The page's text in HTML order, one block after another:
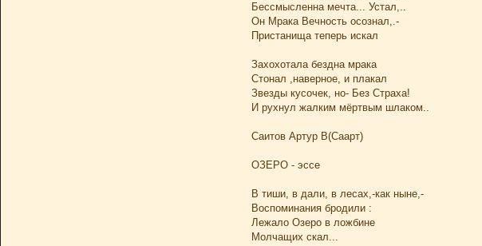
Бессмысленна мечта... Устал,..
Он Мрака Вечность осознал,.-
Пристанища теперь искал
Захохотала бездна мрака
Стонал ,наверное, и плакал
Звезды кусочек, но- Без Страха!
И рухнул жалким мёртвым шлаком..
Саитов Артур В(Саарт)
ОЗЕРО - эссе
В тиши, в дали, в лесах,-как ныне,-
Воспоминания бродили :
Лежало Озеро в ложбине
Молчащих скал...